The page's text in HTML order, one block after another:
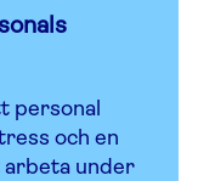
personal
och en
under